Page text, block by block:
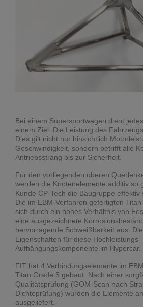
Bei einem Supersportwagen dient
einem Ziel: Die Leistung des
Dies gilt nicht nur hinsichtlich
Geschwindigkeit, sondern betrifft alle
Antriebsstrang bis zur Sicherheit.
Für den vorliegenden oberen
werden die Knotenelemente additiv so
Kunde CP-Tech die Baugruppe effektiv
Die im EBM-Verfahren gefertigten
sich durch ein hohes Verhältnis von
eine ausgezeichnete
hervorragende Schweißbarkeit aus.
Eigenschaften für diese Hochleistungs-
Aufhängungskomponente im Hypercar.
FIT hat 4 Verbindungselemente im
Titan Grade 5 gebaut. Nach einer
Qualitätsprüfung (GOM-Scan nach
Dichteprüfung) wurden die Elemente
ausgeliefert.